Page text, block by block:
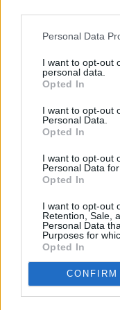
Personal Data
I want to opt-out
personal data.
Opted In
I want to opt-out
Personal Data.
Opted In
I want to opt-out
Personal Data
Opted In
I want to opt-out
Retention, Sale,
Personal Data
Purposes for
Opted In
CONFIRM
Prima sport - co nabídne v
O webu parabola.cz •O
Dovolená u moře•